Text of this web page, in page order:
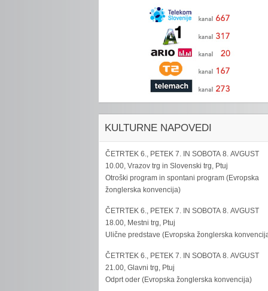
KULTURNE NAPOVEDI
ČETRTEK 6., PETEK 7. IN SOBOTA 8. AVGUST
10.00, Vrazov trg in Slovenski trg, Ptuj
Otroški program in spontani program (Evropska
žonglerska konvencija)
ČETRTEK 6., PETEK 7. IN SOBOTA 8. AVGUST
18.00, Mestni trg, Ptuj
Ulične predstave (Evropska žonglerska
ČETRTEK 6., PETEK 7. IN SOBOTA 8. AVGUST
21.00, Glavni trg, Ptuj
Odprt oder (Evropska žonglerska konvencija)